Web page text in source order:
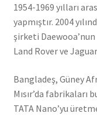
1954-1969 yılları
yapmıştır. 2004
şirketi Daewooa’nun
Land Rover ve
Bangladeş, Güney
Mısır’da fabrikaları
TATA Nano’yu